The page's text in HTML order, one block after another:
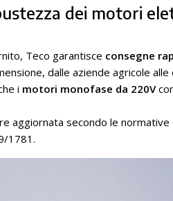
dei motori
Teco garantisce consegne
dalle aziende agricole alle
i motori monofase da 220V
aggiornata secondo le normative
1781.